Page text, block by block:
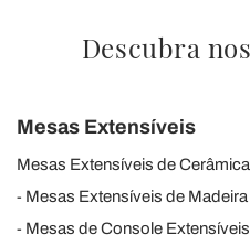
Descubra
Mesas Extensíveis
Mesas Extensíveis de Cerâmica
Mesas Extensíveis de Madeira
Mesas de Console Extensíveis